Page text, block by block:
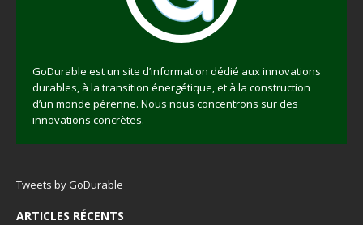
GoDurable est un site d’information dédié aux innovations
durables, à la transition énergétique, et à la construction
d’un monde pérenne. Nous nous concentrons sur des
innovations concrètes.
Tweets by GoDurable
ARTICLES RÉCENTS